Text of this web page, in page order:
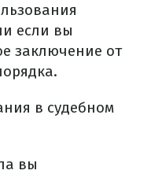
если вы
заключение от
в судебном
вы